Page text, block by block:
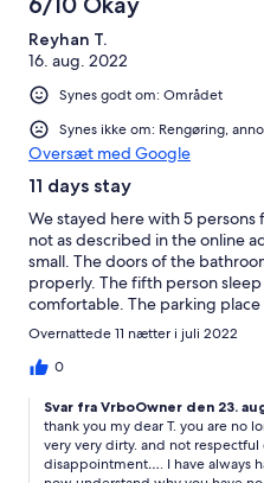
access road off the main
recommend!
Reyhan T.
16. aug. 2022
Synes godt om: Området
Synes ikke om: Rengøring,
Oversæt med Google
11 days stay
We stayed here with 5 persons
not as described in the online
small. The doors of the
properly. The fifth person
comfortable. The parking
sized cars. It was really tight.
even the water can of the
plates were not clean.
is beautiful.
Overnattede 11 nætter i juli 2022
0
Svar fra VrboOwner den 23.
thank you my dear T. you are no
very very dirty. and not
disappointment…. I have always